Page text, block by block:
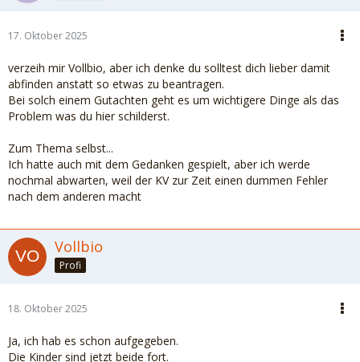
17. Oktober 2025
verzeih mir Vollbio, aber ich denke du solltest dich lieber damit
abfinden anstatt so etwas zu beantragen.
Bei solch einem Gutachten geht es um wichtigere Dinge als das
Problem was du hier schilderst.
Zum Thema selbst...
Ich hatte auch mit dem Gedanken gespielt, aber ich werde
nochmal abwarten, weil der KV zur Zeit einen dummen Fehler
nach dem anderen macht
Vollbio
Profi
18. Oktober 2025
Ja, ich hab es schon aufgegeben.
Die Kinder sind jetzt beide fort.